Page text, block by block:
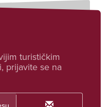
turističkim
prijavite se na